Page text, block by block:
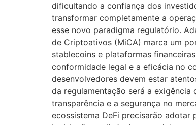
dificultando a confiança dos
transformar completamente a
esse novo paradigma regulatório.
de Criptoativos (MiCA) marca um
stablecoins e plataformas
conformidade legal e a eficácia no
desenvolvedores devem estar
da regulamentação será a
transparência e a segurança no
ecossistema DeFi precisarão adotar